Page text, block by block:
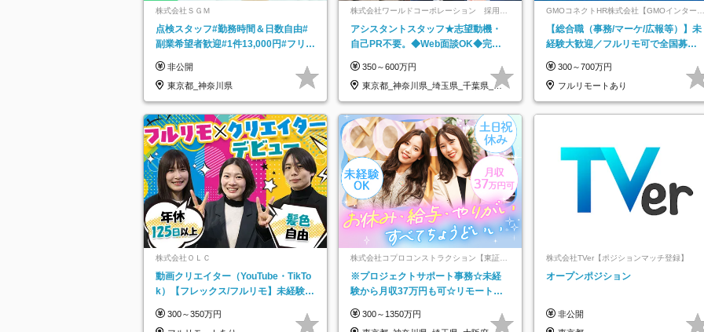
株式会社ＳＧＭ
点検スタッフ#勤務時間＆日数自由#
副業希望者歓迎#1件13,000円#フリー
非公開
東京都_神奈川県
株式会社ワールドコーポレーション 採用事
アシスタントスタッフ★志望動機・
自己PR不要。◆Web面談OK◆完全
350～600万円
東京都_神奈川県_埼玉県_千葉県_大
阪府…
GMOコネクトHR株式会社【GMOインターネ
ットグループ】
【総合職（事務/マーケ/広報等）】未
経験大歓迎／フルリモ可で全国募
★
300～700万円
フルリモートあり
株式会社ＯＬＣ
動画クリエイター（YouTube・TikTo
k）【フレックス/フルリモ】未経験O
300～350万円
株式会社コプロコンストラクション【東証プ
ライム上場コプロ・ホールディングス子会
社】
※プロジェクトサポート事務☆未経
験から月収37万円も可☆リモート研
b
300～1350万円
株式会社TVer【ポジションマッチ登録】
オープンポジション
非公開